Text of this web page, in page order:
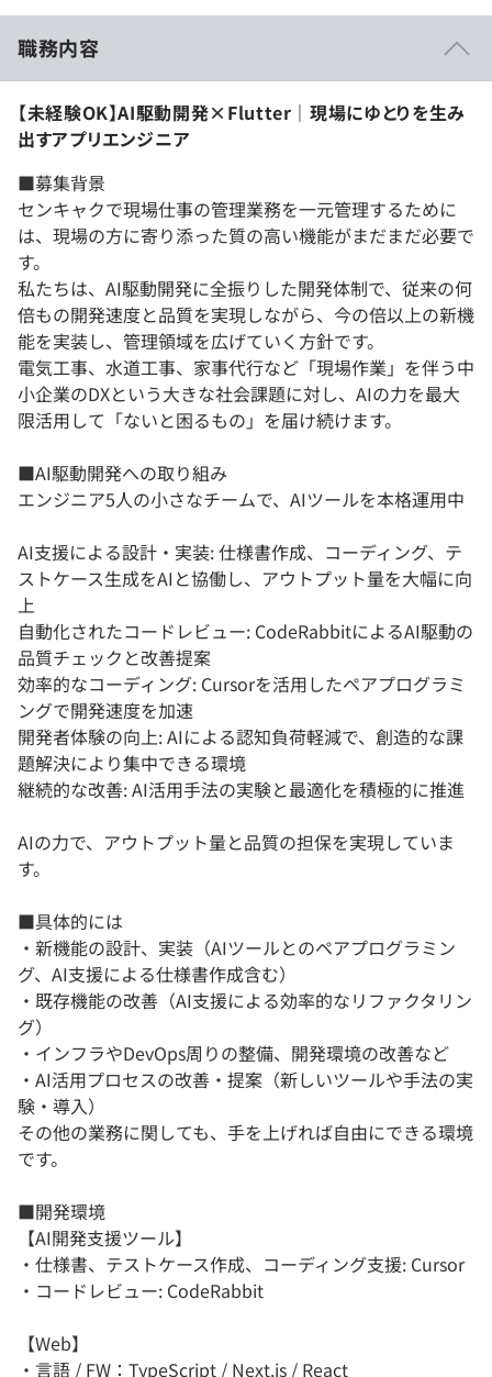
職務内容
【未経験OK】AI駆動開発×Flutter｜現場にゆとりを生み
出すアプリエンジニア
■募集背景
センキャクで現場仕事の管理業務を一元管理するために
は、現場の方に寄り添った質の高い機能がまだまだ必要で
す。
私たちは、AI駆動開発に全振りした開発体制で、従来の何
倍もの開発速度と品質を実現しながら、今の倍以上の新機
能を実装し、管理領域を広げていく方針です。
電気工事、水道工事、家事代行など「現場作業」を伴う中
小企業のDXという大きな社会課題に対し、AIの力を最大
限活用して「ないと困るもの」を届け続けます。
■AI駆動開発への取り組み
エンジニア5人の小さなチームで、AIツールを本格運用中
AI支援による設計・実装: 仕様書作成、コーディング、テ
ストケース生成をAIと協働し、アウトプット量を大幅に向
上
自動化されたコードレビュー: CodeRabbitによるAI駆動の
品質チェックと改善提案
効率的なコーディング: Cursorを活用したペアプログラミ
ングで開発速度を加速
開発者体験の向上: AIによる認知負荷軽減で、創造的な課
題解決により集中できる環境
継続的な改善: AI活用手法の実験と最適化を積極的に推進
AIの力で、アウトプット量と品質の担保を実現していま
す。
■具体的には
・新機能の設計、実装（AIツールとのペアプログラミン
グ、AI支援による仕様書作成含む）
・既存機能の改善（AI支援による効率的なリファクタリン
グ）
・インフラやDevOps周りの整備、開発環境の改善など
・AI活用プロセスの改善・提案（新しいツールや手法の実
験・導入）
その他の業務に関しても、手を上げれば自由にできる環境
です。
■開発環境
【AI開発支援ツール】
・仕様書、テストケース作成、コーディング支援: Cursor
・コードレビュー: CodeRabbit
【Web】
・言語 / FW：TypeScript / Next.js / React